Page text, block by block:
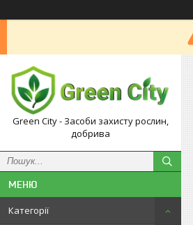
Green City - Засоби захисту рослин,
добрива
Категорії